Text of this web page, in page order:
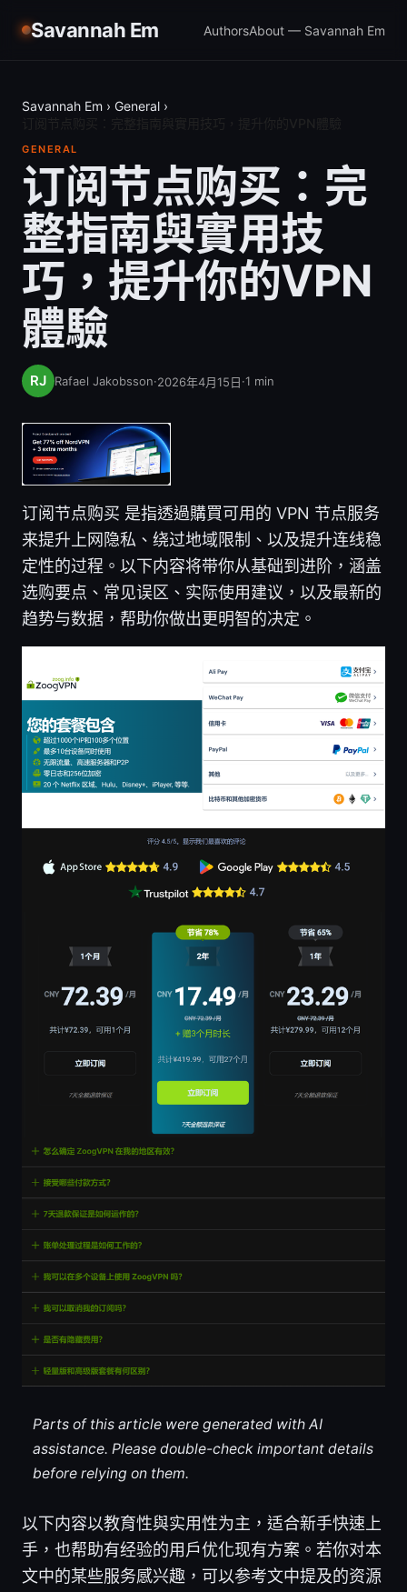
Savannah Em AuthorsAbout — Savannah Em
Savannah Em › General ›
GENERAL
订阅节点购买：完
整指南與實用技
巧，提升你的VPN
體驗
Rafael Jakobsson·2026年4月15日·1 min
订阅节点购买 是指透過購買可用的 VPN 节点服务
来提升上网隐私、绕过地域限制、以及提升连线稳
定性的过程。以下内容将带你从基础到进阶，涵盖
选购要点、常见误区、实际使用建议，以及最新的
趋势与数据，帮助你做出更明智的决定。
Parts of this article were generated with AI
assistance. Please double-check important details
before relying on them.
以下内容以教育性與实用性为主，适合新手快速上
手，也帮助有经验的用户优化现有方案。若你对本
文中的某些服务感兴趣，可以参考文中提及的资源